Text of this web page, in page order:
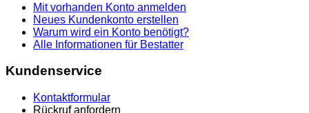
Mit vorhanden Konto anmelden
Neues Kundenkonto erstellen
Warum wird ein Konto benötigt?
Alle Informationen für Bestatter
Kundenservice
Kontaktformular
Rückruf anfordern